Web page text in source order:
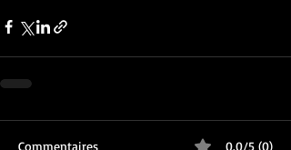
Commentaires 0.0/5 (0)